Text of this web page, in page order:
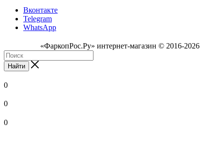
Вконтакте
Telegram
WhatsApp
«ФаркопРос.Ру» интернет-магазин © 2016-2026
Найти
0
0
0